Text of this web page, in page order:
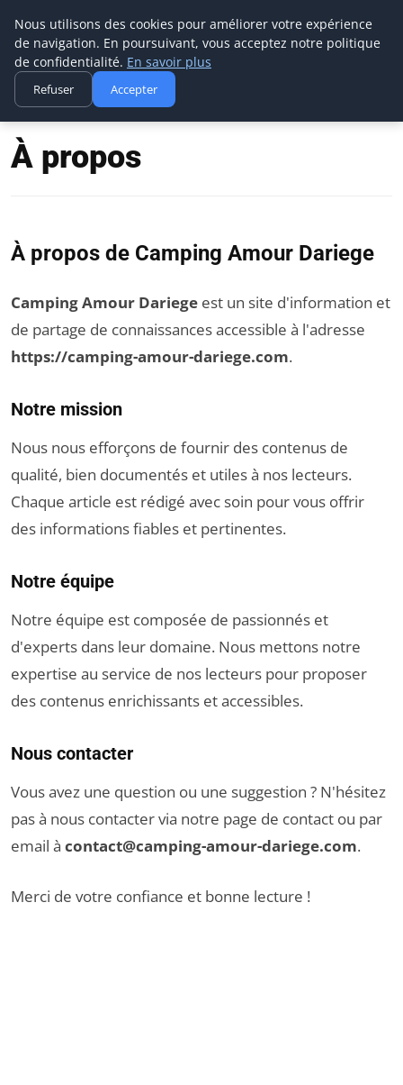
Camping Amour Dariege
Accueil À propos
À propos
À propos de Camping Amour Dariege
Camping Amour Dariege est un site d'information et
de partage de connaissances accessible à l'adresse
https://camping-amour-dariege.com.
Notre mission
Nous nous efforçons de fournir des contenus de
qualité, bien documentés et utiles à nos lecteurs.
Chaque article est rédigé avec soin pour vous offrir
des informations fiables et pertinentes.
Notre équipe
Notre équipe est composée de passionnés et
d'experts dans leur domaine. Nous mettons notre
expertise au service de nos lecteurs pour proposer
des contenus enrichissants et accessibles.
Nous contacter
Vous avez une question ou une suggestion ? N'hésitez
pas à nous contacter via notre page de contact ou par
email à contact@camping-amour-dariege.com.
Merci de votre confiance et bonne lecture !
Nous utilisons des cookies pour améliorer votre expérience
de navigation. En poursuivant, vous acceptez notre politique
de confidentialité. En savoir plus
Refuser Accepter